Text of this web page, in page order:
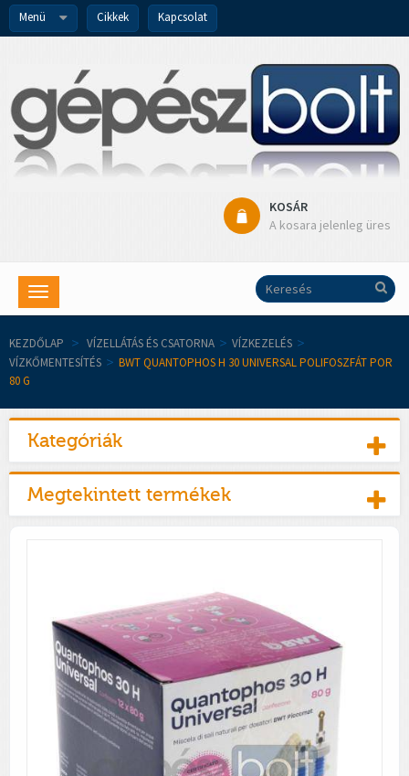
Menü Cikkek Kapcsolat
KOSÁR
A kosara jelenleg üres
Toggle
navigation
KEZDŐLAP > VÍZELLÁTÁS ÉS CSATORNA > VÍZKEZELÉS >
VÍZKŐMENTESÍTÉS > BWT QUANTOPHOS H 30 UNIVERSAL POLIFOSZFÁT POR
80 G
Kategóriák
Megtekintett termékek